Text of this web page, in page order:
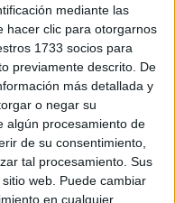
mediante las
hacer clic para otorgarnos
1733 socios para
previamente descrito. De
más detallada y
o negar su
algún procesamiento de
de su consentimiento,
tal procesamiento. Sus
web. Puede cambiar
en cualquier
cabo con Asuntos
“todas las
van la línea de
a que Ceuta es
tiene una demanda
Sociales, lo que
absorberla”.
la opción de capacitar